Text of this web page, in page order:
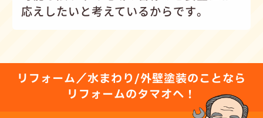
応えしたいと考えているからです。
リフォーム／水まわり/外壁塗装のことなら
リフォームのタマオへ！